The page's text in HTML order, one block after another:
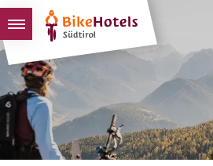
BIKEHOTELS
HOTELS & PACCHETTI
TOUR & TERRITORI
L'ALTO ADIGE & NOI